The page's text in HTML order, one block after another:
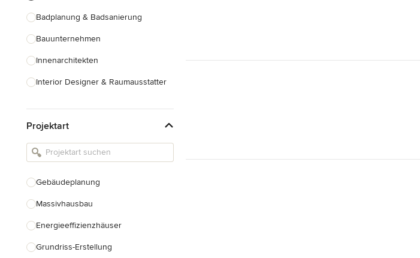
Badplanung & Badsanierung
Bauunternehmen
Innenarchitekten
Interior Designer & Raumausstatter
Landschaftsarchitekten
Armaturen & Sanitärbedarf
Einbauschränke
Projektart
Gebäudeplanung
Massivhausbau
Energieeffizienzhäuser
Grundriss-Erstellung